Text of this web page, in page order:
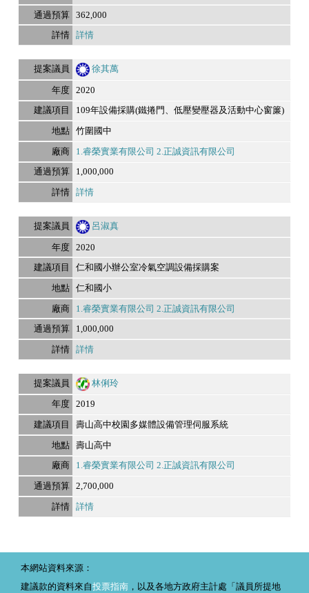
362,000
詳情
徐其萬
2020
109年設備採購(鐵捲門、低壓變壓器及活動中心窗簾)
竹圍國中
1.睿榮實業有限公司 2.正誠資訊有限公司
1,000,000
詳情
呂淑真
2020
仁和國小辦公室冷氣空調設備採購案
仁和國小
1.睿榮實業有限公司 2.正誠資訊有限公司
1,000,000
詳情
林俐玲
2019
壽山高中校園多媒體設備管理伺服系統
壽山高中
1.睿榮實業有限公司 2.正誠資訊有限公司
2,700,000
詳情
本網站資料來源：
建議款的資料來自投票指南 ，以及各地方政府主計處「議員所提地